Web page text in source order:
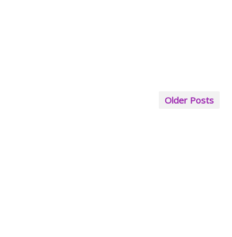
Older Posts